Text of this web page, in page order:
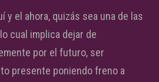
y el ahora, quizás sea una de las
cual implica dejar de
por el futuro, ser
presente poniendo freno a